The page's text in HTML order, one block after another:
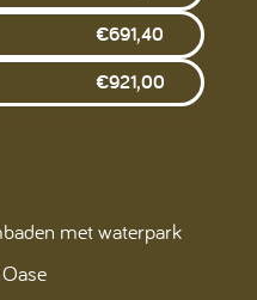
€691,40
€921,00
met waterpark